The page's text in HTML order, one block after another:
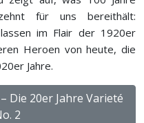
für uns bereithält:
im Flair der 1920er
Heroen von heute, die
Jahre.
– Die 20er Jahre Varieté
2